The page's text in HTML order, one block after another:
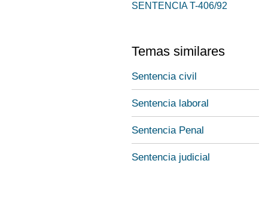
SENTENCIA T-406/92
Temas similares
Sentencia civil
Sentencia laboral
Sentencia Penal
Sentencia judicial